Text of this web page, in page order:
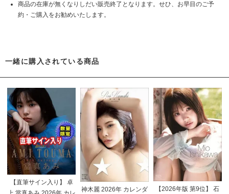
商品の在庫が無くなりしだい販売終了となります。せひ、お早目のご予
約・ご購入をお勧めいたします。
一緒に購入されている商品
【直筆サイン入り】 卓
神木麗 2026年 カレンダ
【2026年版 第9位】 石